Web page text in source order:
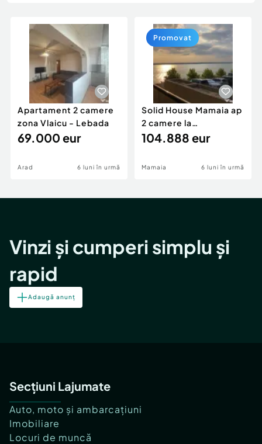
Animale de companie
Afaceri și echipamente profesionale
Inchiriere Bunuri si Vehicule
Piese auto si accesorii
Dacia Duster
Apartament 2 camere
zona Vlaicu - Lebada
69.000 eur
Arad 6 luni în urmă
Solid House Mamaia ap
2 camere la
cheie,langa Mega
104.888 eur
Mamaia 6 luni în urmă
Promovat
Vinzi și cumperi simplu și
rapid
Adaugă anunț
Secțiuni Lajumate
Auto, moto și ambarcațiuni
Imobiliare
Locuri de muncă